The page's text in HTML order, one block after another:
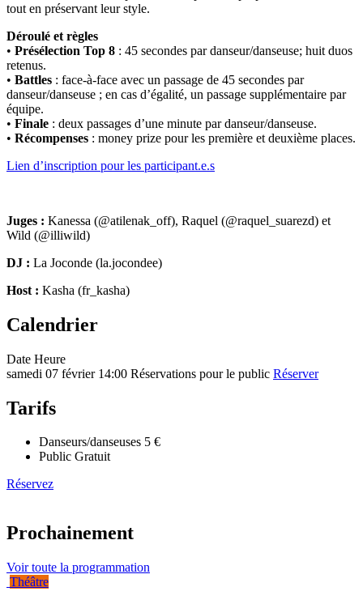
tout en préservant leur style.
Déroulé et règles
• Présélection Top 8 : 45 secondes par danseur/danseuse; huit duos
retenus.
• Battles : face-à-face avec un passage de 45 secondes par
danseur/danseuse ; en cas d’égalité, un passage supplémentaire par
équipe.
• Finale : deux passages d’une minute par danseur/danseuse.
• Récompenses : money prize pour les première et deuxième places.
Lien d’inscription pour les participant.e.s
Juges : Kanessa (@atilenak_off), Raquel (@raquel_suarezd) et
Wild (@illiwild)
DJ : La Joconde (la.jocondee)
Host : Kasha (fr_kasha)
Calendrier
Date Heure
samedi 07 février 14:00 Réservations pour le public Réserver
Tarifs
Danseurs/danseuses 5 €
Public Gratuit
Réservez
Prochainement
Voir toute la programmation
Théâtre